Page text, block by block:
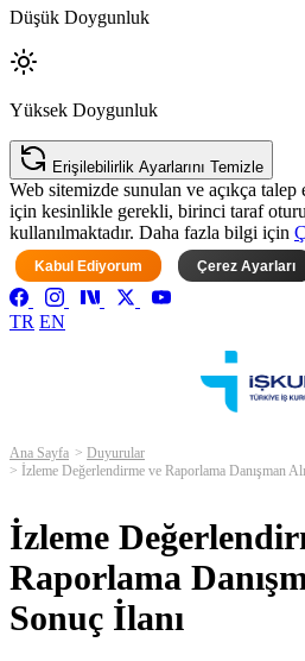
Düşük Doygunluk
Yüksek Doygunluk
Erişilebilirlik Ayarlarını Temizle
Web sitemizde sunulan ve açıkça
için kesinlikle gerekli, birinci taraf
kullanılmaktadır. Daha fazla bilgi için
Kabul Ediyorum Çerez Ayarları
TR EN
Ana Sayfa
Duyurular
İzleme Değerlendirme ve Raporlama Danışman
İzleme
Raporlama
Sonuç İlanı